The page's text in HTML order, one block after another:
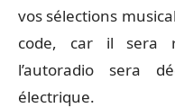
vos sélections
code, car il sera
l’autoradio sera
électrique.